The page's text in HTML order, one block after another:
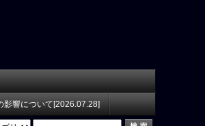
影響について[2026.07.28]